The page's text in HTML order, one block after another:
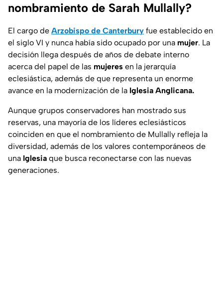
nombramiento de Sarah Mullally?
El cargo de Arzobispo de Canterbury fue establecido en
el siglo VI y nunca había sido ocupado por una mujer. La
decisión llega después de años de debate interno
acerca del papel de las mujeres en la jerarquía
eclesiástica, además de que representa un enorme
avance en la modernización de la Iglesia Anglicana.
Aunque grupos conservadores han mostrado sus
reservas, una mayoría de los líderes eclesiásticos
coinciden en que el nombramiento de Mullally refleja la
diversidad, además de los valores contemporáneos de
una Iglesia que busca reconectarse con las nuevas
generaciones.